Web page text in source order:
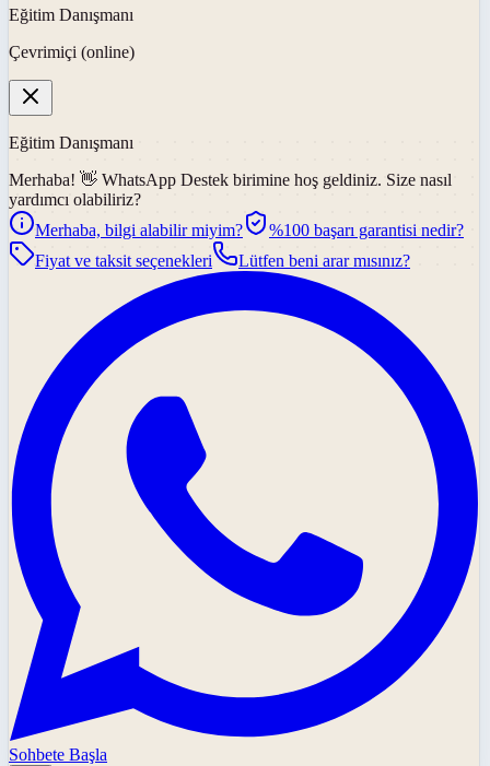
Eğitim Danışmanı
Çevrimiçi (online)
Eğitim Danışmanı
Merhaba! 👋 WhatsApp Destek birimine hoş geldiniz. Size nasıl
yardımcı olabiliriz?
Merhaba, bilgi alabilir miyim?
%100 başarı garantisi nedir?
Fiyat ve taksit seçenekleri
Lütfen beni arar mısınız?
Sohbete Başla